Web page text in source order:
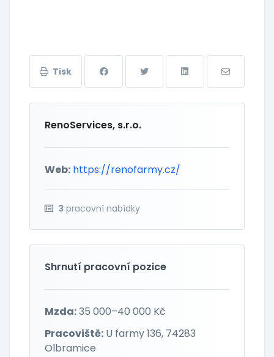
Tisk
RenoServices, s.r.o.
Web: https://renofarmy.cz/
3 pracovní nabídky
Shrnutí pracovní pozice
Mzda:35 000–40 000 Kč
Pracoviště: U farmy 136, 74283
Olbramice